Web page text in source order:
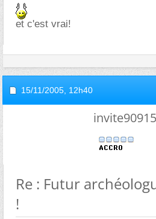
et c'est vrai!
15/11/2005, 12h40
Re : Futur
!